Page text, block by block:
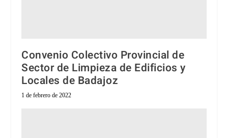
Convenio Colectivo Provincial de
Sector de Limpieza de Edificios y
Locales de Badajoz
1 de febrero de 2022